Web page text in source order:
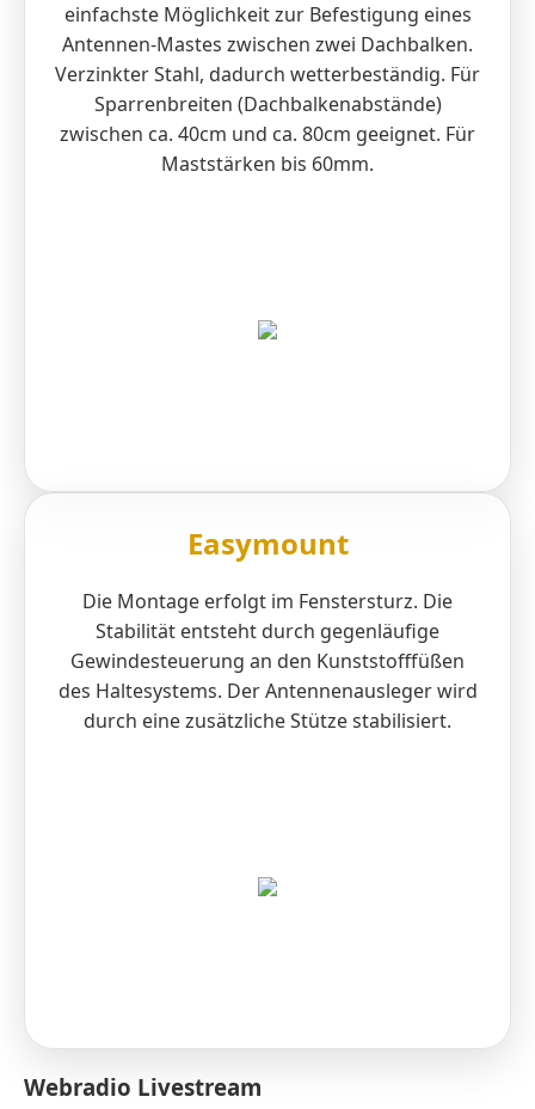
einfachste Möglichkeit zur Befestigung eines
Antennen-Mastes zwischen zwei Dachbalken.
Verzinkter Stahl, dadurch wetterbeständig. Für
Sparrenbreiten (Dachbalkenabstände)
zwischen ca. 40cm und ca. 80cm geeignet. Für
Maststärken bis 60mm.
Easymount
Die Montage erfolgt im Fenstersturz. Die
Stabilität entsteht durch gegenläufige
Gewindesteuerung an den Kunststofffüßen
des Haltesystems. Der Antennenausleger wird
durch eine zusätzliche Stütze stabilisiert.
Webradio Livestream